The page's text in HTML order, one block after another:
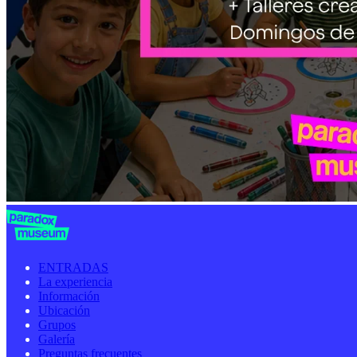
ENTRADAS
La experiencia
Información
Ubicación
Grupos
Galería
Preguntas frecuentes